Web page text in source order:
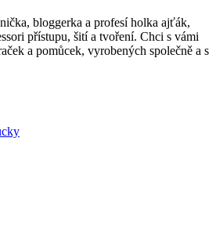
bloggerka a profesí holka ajťák,
přístupu, šití a tvoření. Chci s vámi
a pomůcek, vyrobených společně a s